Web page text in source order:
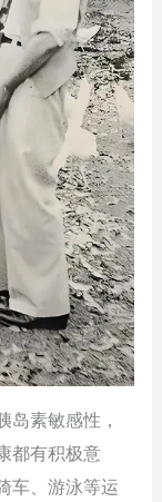
素敏感性，
都有积极意
车、游泳等运